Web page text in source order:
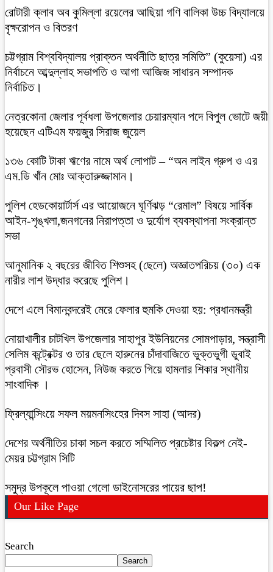
রোটারী ক্লাব অব কুমিল্লা রয়েলের আছিয়া গণি বালিকা উচ্চ বিদ্যালয়ে
বৃক্ষরোপন ও বিতরণ
চট্টগ্রাম বিশ্ববিদ্যালয় প্রাক্তন অর্থনীতি ছাত্র সমিতি” (কুয়েসা) এর
নির্বাচনে আব্দুল্লাহ সভাপতি ও আগা আজিজ সাধারন সম্পাদক
নির্বাচিত।
নেত্রকোনা জেলার পূর্বধলা উপজেলার চেয়ারম্যান পদে বিপুল ভোটে জয়ী
হয়েছেন এটিএম ফয়জুর সিরাজ জুয়েল
১৩৬ কোটি টাকা ঋণের নামে অর্থ লোপাট – “অন লাইন গ্রুপ ও এর
এম.ডি খাঁন মোঃ আক্তারুজ্জামান।
পুলিশ হেডকোয়ার্টার্স এর আয়োজনে ঘূর্ণিঝড় “রেমাল” বিষয়ে সার্বিক
আইন-শৃঙ্খলা,জনগনের নিরাপত্তা ও দুর্যোগ ব্যবস্থাপনা সংক্রান্ত
সভা
আনুমানিক ২ বছরের জীবিত শিশুসহ (ছেলে) অজ্ঞাতপরিচয় (৩০) এক
নারীর লাশ উদ্ধার করেছে পুলিশ।
দেশে এলে বিমানবন্দরেই মেরে ফেলার হুমকি দেওয়া হয়: প্রধানমন্ত্রী
নোয়াখালীর চাটখিল উপজেলার সাহাপুর ইউনিয়নের সোমপাড়ার, সন্ত্রাসী
সেলিম কন্ট্রেক্টর ও তার ছেলে হারুনের চাঁদাবাজিতে ভুক্তভুগী ডুবাই
প্রবাসী সৌরভ হোসেন, নিউজ করতে গিয়ে হামলার শিকার স্থানীয়
সাংবাদিক ।
ফ্রিল্যান্সিংয়ে সফল ময়মনসিংহের দিবস সাহা (আদর)
দেশের অর্থনীতির চাকা সচল করতে সম্মিলিত প্রচেষ্টার বিকল্প নেই-
মেয়র চট্টগ্রাম সিটি
সমুদ্র উপকূলে পাওয়া গেলো ডাইনোসরের পায়ের ছাপ!
Our Like Page
Search
Search